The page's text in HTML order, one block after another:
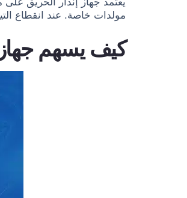
يعتمد جهاز إنذار الحريق
مولدات خاصة. عند انقطاع
كيف يسهم